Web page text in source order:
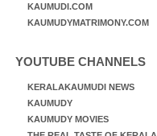
KAUMUDI.COM
KAUMUDYMATRIMONY.COM
YOUTUBE CHANNELS
KERALAKAUMUDI NEWS
KAUMUDY
KAUMUDY MOVIES